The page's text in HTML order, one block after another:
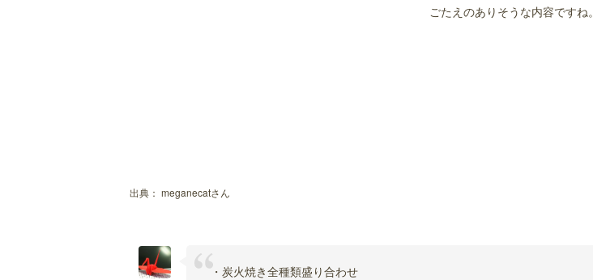
出典： meganecatさん
ごたえのありそうな内容ですね。
・炭火焼き全種類盛り合わせ